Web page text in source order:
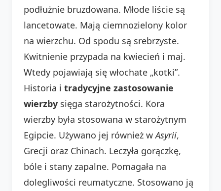
podłużnie bruzdowana. Młode liście są
lancetowate. Mają ciemnozielony kolor
na wierzchu. Od spodu są srebrzyste.
Kwitnienie przypada na kwiecień i maj.
Wtedy pojawiają się włochate „kotki”.
Historia i tradycyjne zastosowanie
wierzby sięga starożytności. Kora
wierzby była stosowana w starożytnym
Egipcie. Używano jej również wAsyrii,
Grecji oraz Chinach. Leczyła gorączkę,
bóle i stany zapalne. Pomagała na
dolegliwości reumatyczne. Stosowano ją